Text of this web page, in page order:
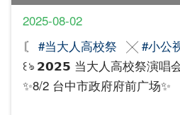
2025-08-02
〘 #当大人高校祭 ╳ #小公
꒰ঌ 𝟮𝟬𝟮𝟱 当大人高校祭演唱
✨8/2 台中市政府府前广场✨